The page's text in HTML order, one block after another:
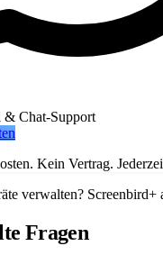
Chat-Support
Kein Vertrag.
verwalten? Screenbird+
Fragen